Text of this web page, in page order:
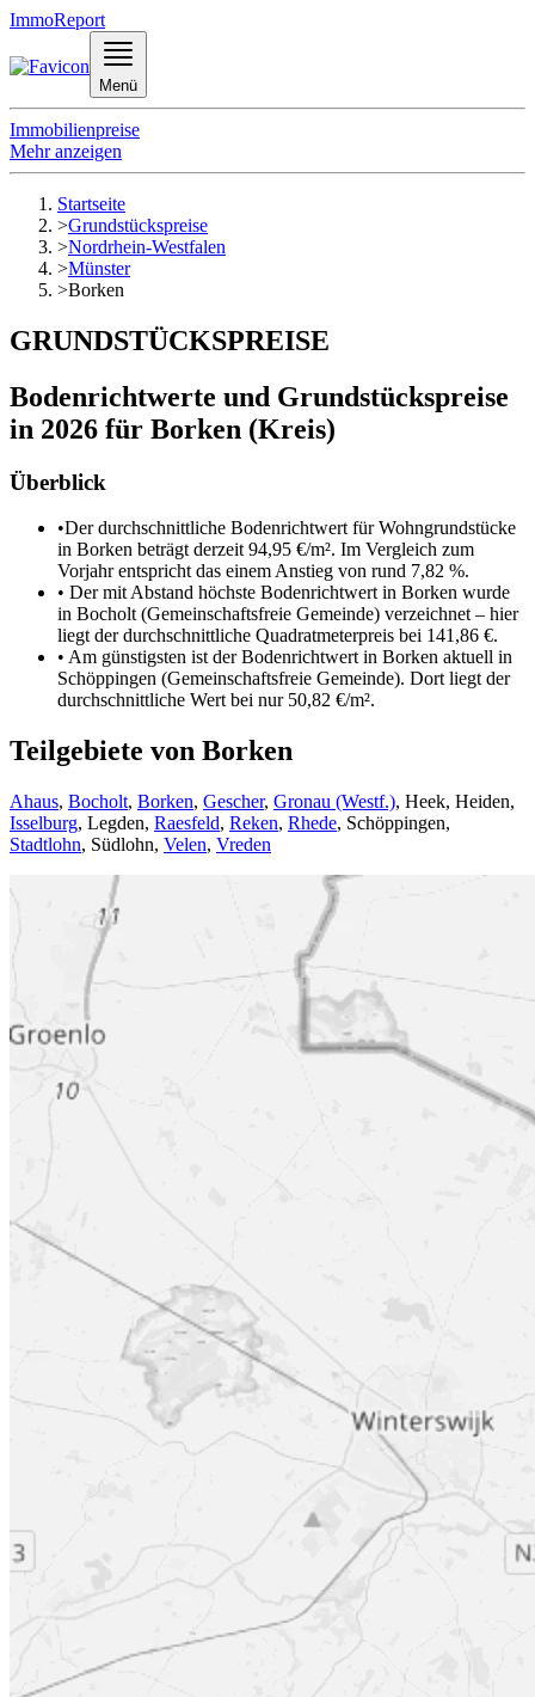
ImmoReport
Menü
Immobilienpreise
Mehr anzeigen
Startseite
>Grundstückspreise
>Nordrhein-Westfalen
>Münster
>Borken
GRUNDSTÜCKSPREISE
Bodenrichtwerte und Grundstückspreise
in 2026 für Borken (Kreis)
Überblick
•Der durchschnittliche Bodenrichtwert für Wohngrundstücke
in Borken beträgt derzeit 94,95 €/m². Im Vergleich zum
Vorjahr entspricht das einem Anstieg von rund 7,82 %.
• Der mit Abstand höchste Bodenrichtwert in Borken wurde
in Bocholt (Gemeinschaftsfreie Gemeinde) verzeichnet – hier
liegt der durchschnittliche Quadratmeterpreis bei 141,86 €.
• Am günstigsten ist der Bodenrichtwert in Borken aktuell in
Schöppingen (Gemeinschaftsfreie Gemeinde). Dort liegt der
durchschnittliche Wert bei nur 50,82 €/m².
Teilgebiete von Borken
Ahaus, Bocholt, Borken, Gescher, Gronau (Westf.), Heek, Heiden,
Isselburg, Legden, Raesfeld, Reken, Rhede, Schöppingen,
Stadtlohn, Südlohn, Velen, Vreden